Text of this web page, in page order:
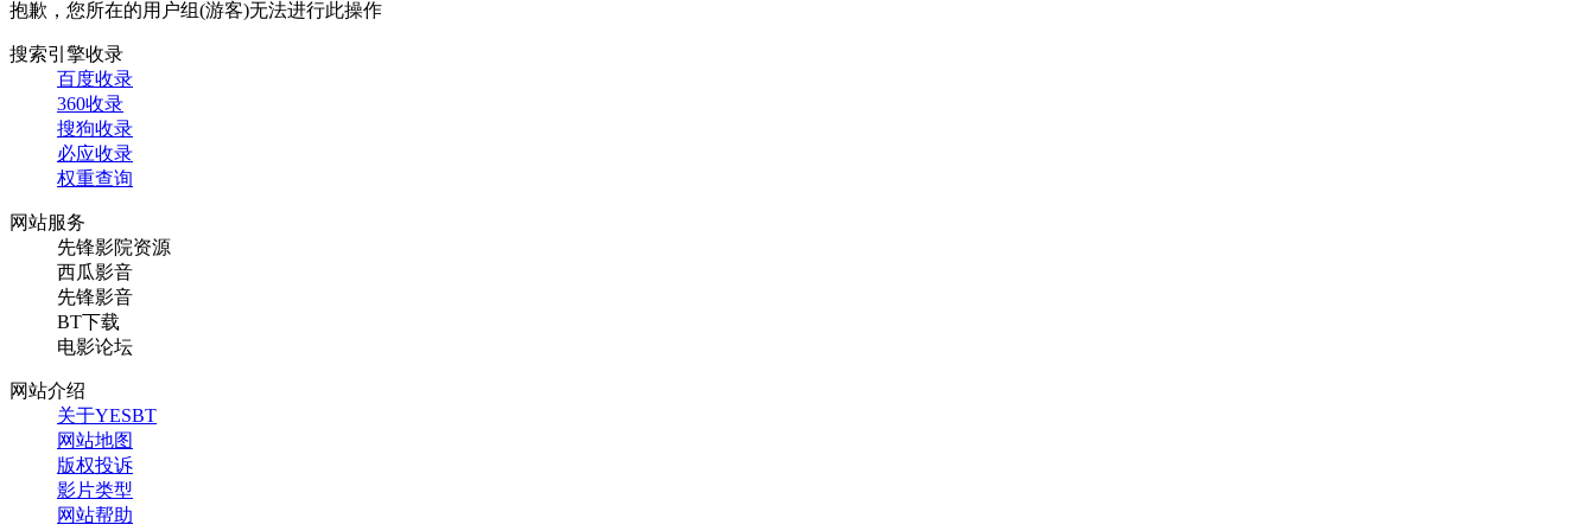
抱歉，您所在的用户组(游客)无法进行此操作
搜索引擎收录
百度收录
360收录
搜狗收录
必应收录
权重查询
网站服务
先锋影院资源
西瓜影音
先锋影音
BT下载
电影论坛
网站介绍
关于YESBT
网站地图
版权投诉
影片类型
网站帮助